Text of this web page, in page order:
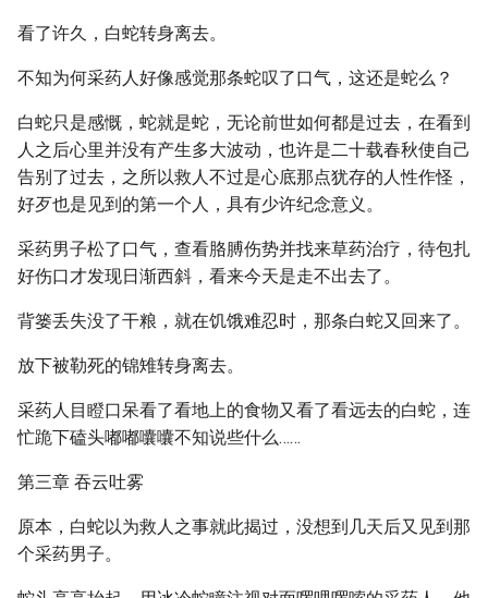
看了许久，白蛇转身离去。
不知为何采药人好像感觉那条蛇叹了口气，这还是蛇么？
白蛇只是感慨，蛇就是蛇，无论前世如何都是过去，在看到
人之后心里并没有产生多大波动，也许是二十载春秋使自己
告别了过去，之所以救人不过是心底那点犹存的人性作怪，
好歹也是见到的第一个人，具有少许纪念意义。
采药男子松了口气，查看胳膊伤势并找来草药治疗，待包扎
好伤口才发现日渐西斜，看来今天是走不出去了。
背篓丢失没了干粮，就在饥饿难忍时，那条白蛇又回来了。
放下被勒死的锦雉转身离去。
采药人目瞪口呆看了看地上的食物又看了看远去的白蛇，连
忙跪下磕头嘟嘟囔囔不知说些什么……
第三章 吞云吐雾
原本，白蛇以为救人之事就此揭过，没想到几天后又见到那
个采药男子。